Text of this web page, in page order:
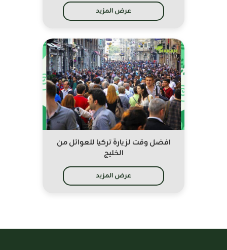
عرض المزيد
افضل وقت لزيارة تركيا للعوائل من
الخليج
عرض المزيد